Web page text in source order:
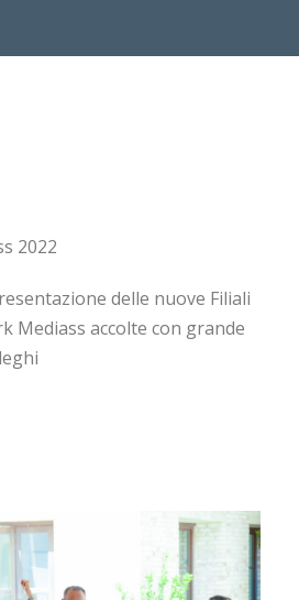
2022
delle nuove Filiali
Mediass accolte con grande